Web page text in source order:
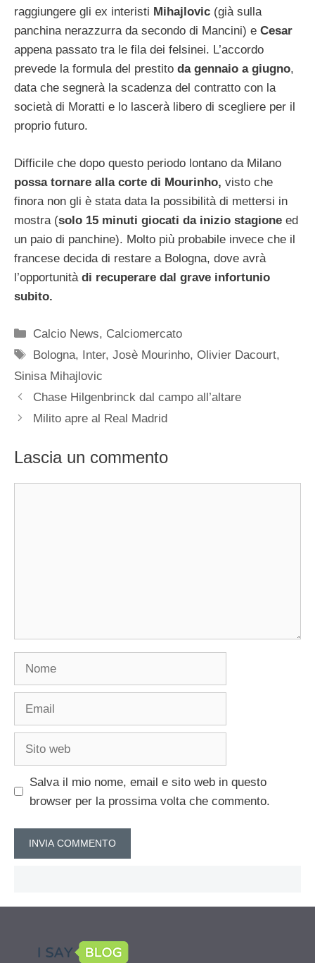
raggiungere gli ex interisti Mihajlovic (già sulla
panchina nerazzurra da secondo di Mancini) e Cesar
appena passato tra le fila dei felsinei. L’accordo
prevede la formula del prestito da gennaio a giugno,
data che segnerà la scadenza del contratto con la
società di Moratti e lo lascerà libero di scegliere per il
proprio futuro.
Difficile che dopo questo periodo lontano da Milano
possa tornare alla corte di Mourinho, visto che
finora non gli è stata data la possibilità di mettersi in
mostra (solo 15 minuti giocati da inizio stagione ed
un paio di panchine). Molto più probabile invece che il
francese decida di restare a Bologna, dove avrà
l’opportunità di recuperare dal grave infortunio
subito.
Categorie
Calcio News, Calciomercato
Tag
Bologna, Inter,Josè Mourinho,Olivier Dacourt,
Sinisa Mihajlovic
Chase Hilgenbrinck dal campo all’altare
Milito apre al Real Madrid
Lascia un commento
Salva il mio nome, email e sito web in questo
browser per la prossima volta che commento.